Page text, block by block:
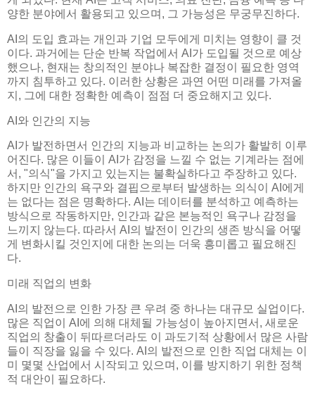
양한 분야에서 활용되고 있으며, 그 가능성은 무궁무진하다.
AI의 도입 효과는 개인과 기업 모두에게 미치는 영향이 클 것
이다. 과거에는 단순 반복 작업에서 AI가 도입될 것으로 예상
했으나, 현재는 창의적인 분야나 복잡한 결정이 필요한 영역
까지 침투하고 있다. 이러한 상황은 과연 어떤 미래를 가져올
지, 그에 대한 정확한 예측이 점점 더 중요해지고 있다.
AI와 인간의 지능
AI가 발전하면서 인간의 지능과 비교하는 논의가 활발히 이루
어진다. 많은 이들이 AI가 감정을 느낄 수 없는 기계라는 점에
서, "의식"을 가지고 있는지는 불확실하다고 주장하고 있다.
하지만 인간의 욕구와 결핍으로부터 발생하는 의식이 AI에게
는 없다는 점은 명확하다. AI는 데이터를 분석하고 예측하는
방식으로 작동하지만, 인간과 같은 본능적인 욕구나 감정을
느끼지 않는다. 따라서 AI의 발전이 인간의 생존 방식을 어떻
게 변화시킬 것인지에 대한 논의는 더욱 흥미롭고 필요해진
다.
미래 직업의 변화
AI의 발전으로 인한 가장 큰 우려 중 하나는 대규모 실업이다.
많은 직업이 AI에 의해 대체될 가능성이 높아지면서, 새로운
직업의 창출이 뒤따르더라도 이 과도기적 상황에서 많은 사람
들이 직장을 잃을 수 있다. AI의 발전으로 인한 직업 대체는 이
미 몇몇 산업에서 시작되고 있으며, 이를 방지하기 위한 정책
적 대안이 필요하다.